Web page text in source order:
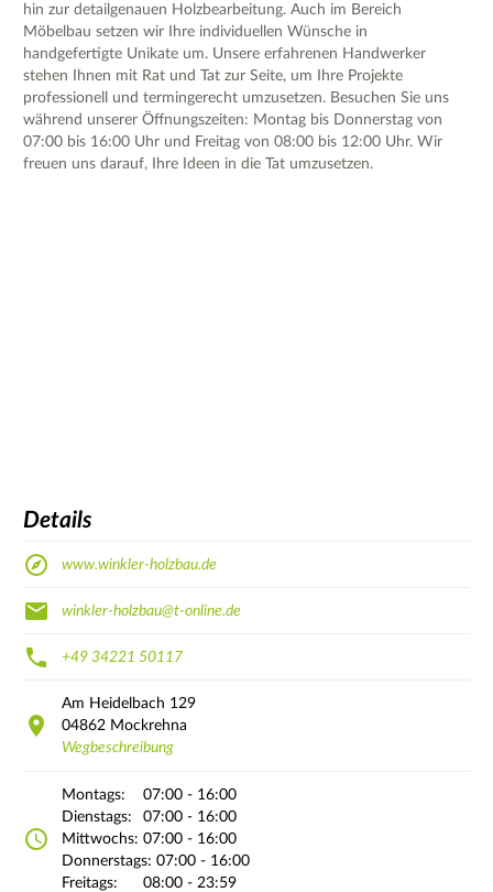
hin zur detailgenauen Holzbearbeitung. Auch im Bereich
Möbelbau setzen wir Ihre individuellen Wünsche in
handgefertigte Unikate um. Unsere erfahrenen Handwerker
stehen Ihnen mit Rat und Tat zur Seite, um Ihre Projekte
professionell und termingerecht umzusetzen. Besuchen Sie uns
während unserer Öffnungszeiten: Montag bis Donnerstag von
07:00 bis 16:00 Uhr und Freitag von 08:00 bis 12:00 Uhr. Wir
freuen uns darauf, Ihre Ideen in die Tat umzusetzen.
Details
www.winkler-holzbau.de
winkler-holzbau@t-online.de
+49 34221 50117
Am Heidelbach 129
04862 Mockrehna
Wegbeschreibung
Montags:
07:00 - 16:00
Dienstags:
07:00 - 16:00
Mittwochs: 07:00 - 16:00
Donnerstags: 07:00 - 16:00
Freitags:
08:00 - 23:59